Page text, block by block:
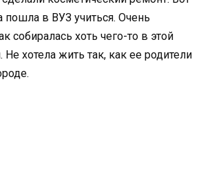
пошла в ВУЗ учиться. Очень
собиралась хоть чего-то в этой
хотела жить так, как ее родители